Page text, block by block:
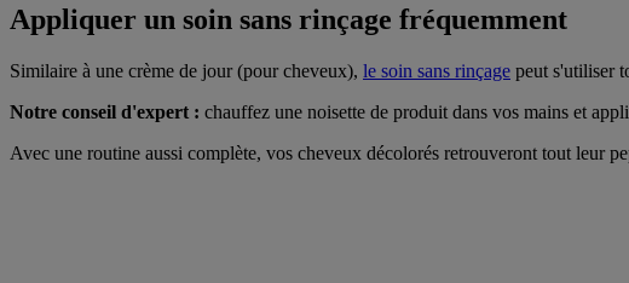
Appliquer un soin sans rinçage fréquemment
Similaire à une crème de jour (pour cheveux), le soin sans rinçage peut s'utiliser
Notre conseil d'expert : chauffez une noisette de produit dans vos mains et
Avec une routine aussi complète, vos cheveux décolorés retrouveront tout leur